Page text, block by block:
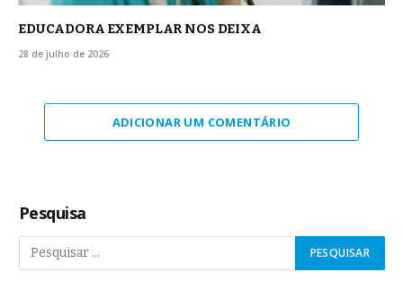
EDUCADORA EXEMPLAR NOS DEIXA
28 de julho de 2026
ADICIONAR UM COMENTÁRIO
Pesquisa